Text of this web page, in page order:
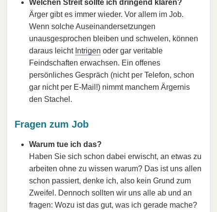
Welchen Streit sollte ich dringend klären?
Ärger gibt es immer wieder. Vor allem im Job.
Wenn solche Auseinandersetzungen
unausgesprochen bleiben und schwelen, können
daraus leicht Intrigen oder gar veritable
Feindschaften erwachsen. Ein offenes
persönliches Gespräch (nicht per Telefon, schon
gar nicht per E-Mail!) nimmt manchem Ärgernis
den Stachel.
Fragen zum Job
Warum tue ich das?
Haben Sie sich schon dabei erwischt, an etwas zu
arbeiten ohne zu wissen warum? Das ist uns allen
schon passiert, denke ich, also kein Grund zum
Zweifel. Dennoch sollten wir uns alle ab und an
fragen: Wozu ist das gut, was ich gerade mache?